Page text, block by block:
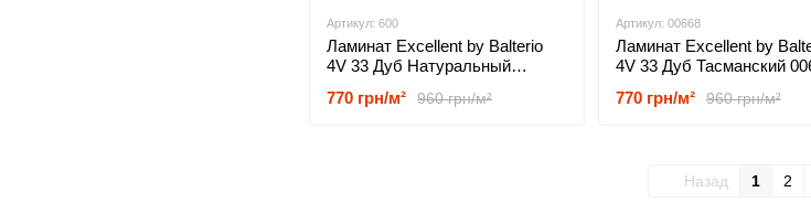
Артикул: 600
Ламинат Excellent by Balterio
4V 33 Дуб Натуральный
960 грн/м²
770 грн/м²
Артикул: 00668
Ламинат Excellent by
4V 33 Дуб Тасманский
960 грн/м²
770 грн/м²
Назад 1 2